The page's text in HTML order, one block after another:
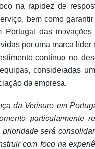
na rapidez de
bem como
Portugal das inovações
por uma marca líder
contínuo no
consideradas
da empresa.
da Verisure em
particularmente
prioridade será
com foco na